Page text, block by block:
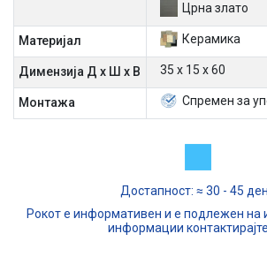
Црна злато
Материјал Керамика
Димензија Д х Ш х В 35 х 15 х 60
Mонтажа Спремен за
Достапност: ≈ 30 - 45
Рокот е информативен и е подлежен на
информации